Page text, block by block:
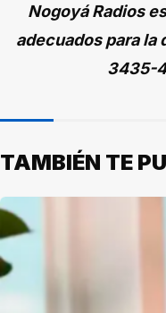
Nogoyá Radios
adecuados para la
3435-
TAMBIÉN TE